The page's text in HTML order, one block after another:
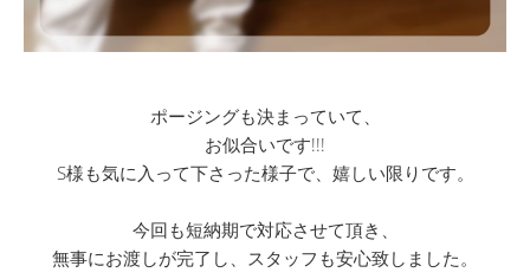
ポージングも決まっていて、
お似合いです!!!
S様も気に入って下さった様子で、嬉しい限りです。
今回も短納期で対応させて頂き、
無事にお渡しが完了し、スタッフも安心致しました。